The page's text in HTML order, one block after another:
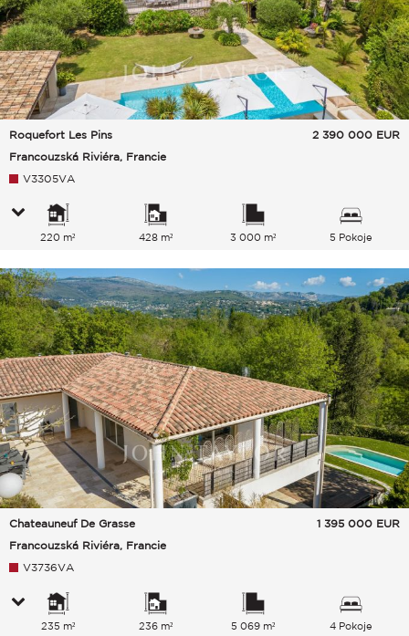
Roquefort Les Pins
Francouzská Riviéra, Francie
2 390 000 EUR
V3305VA
220 m² 428 m² 3 000 m² 5 Pokoje
Chateauneuf De Grasse
Francouzská Riviéra, Francie
1 395 000 EUR
V3736VA
235 m² 236 m² 5 069 m² 4 Pokoje